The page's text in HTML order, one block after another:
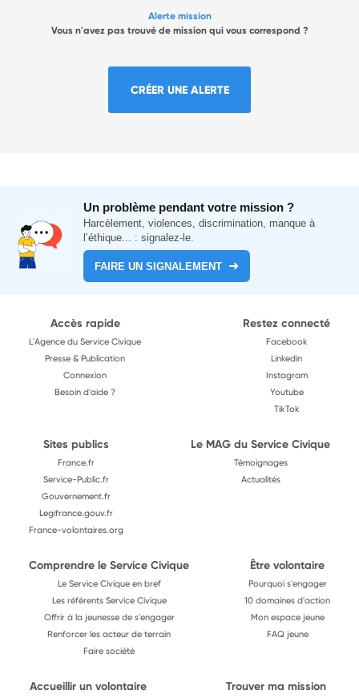
Alerte mission
Vous n'avez pas trouvé de mission qui vous correspond ?
CRÉER UNE ALERTE
Un problème pendant votre mission ?
Harcèlement, violences, discrimination, manque à
l’éthique... : signalez-le.
FAIRE UN SIGNALEMENT
Accès rapide
L'Agence du Service Civique
Presse & Publication
Connexion
Besoin d'aide ?
Restez connecté
Facebook
Linkedin
Instagram
Youtube
TikTok
Sites publics
France.fr
Service-Public.fr
Gouvernement.fr
Legifrance.gouv.fr
France-volontaires.org
Le MAG du Service Civique
Témoignages
Actualités
Comprendre le Service Civique
Le Service Civique en bref
Les référents Service Civique
Offrir à la jeunesse de s'engager
Renforcer les acteur de terrain
Faire société
Être volontaire
Pourquoi s'engager
10 domaines d'action
Mon espace jeune
FAQ jeune
Accueillir un volontaire Trouver ma mission